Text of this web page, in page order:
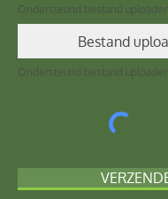
Ondersteund bestand
Bestand
Ondersteund bestand